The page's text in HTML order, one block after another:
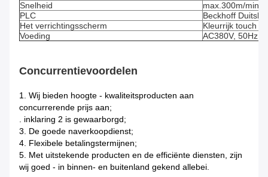
Snelheid
max.300m/min
PLC
Beckhoff
Het verrichtingsscherm
Kleurrijk touch
Voeding
AC380V, 50Hz,
Concurrentievoordelen
1. Wij bieden hoogte - kwaliteitsproducten aan
concurrerende prijs aan;
. inklaring 2 is gewaarborgd;
3. De goede naverkoopdienst;
4. Flexibele betalingstermijnen;
5. Met uitstekende producten en de efficiënte diensten, zijn
wij goed - in binnen- en buitenland gekend allebei.